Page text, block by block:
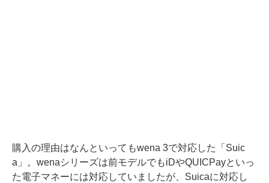
購入の理由はなんといってもwena 3で対応した「Suic
a」。wenaシリーズは前モデルでもiDやQUICPayといっ
た電子マネーには対応していましたが、Suicaに対応し